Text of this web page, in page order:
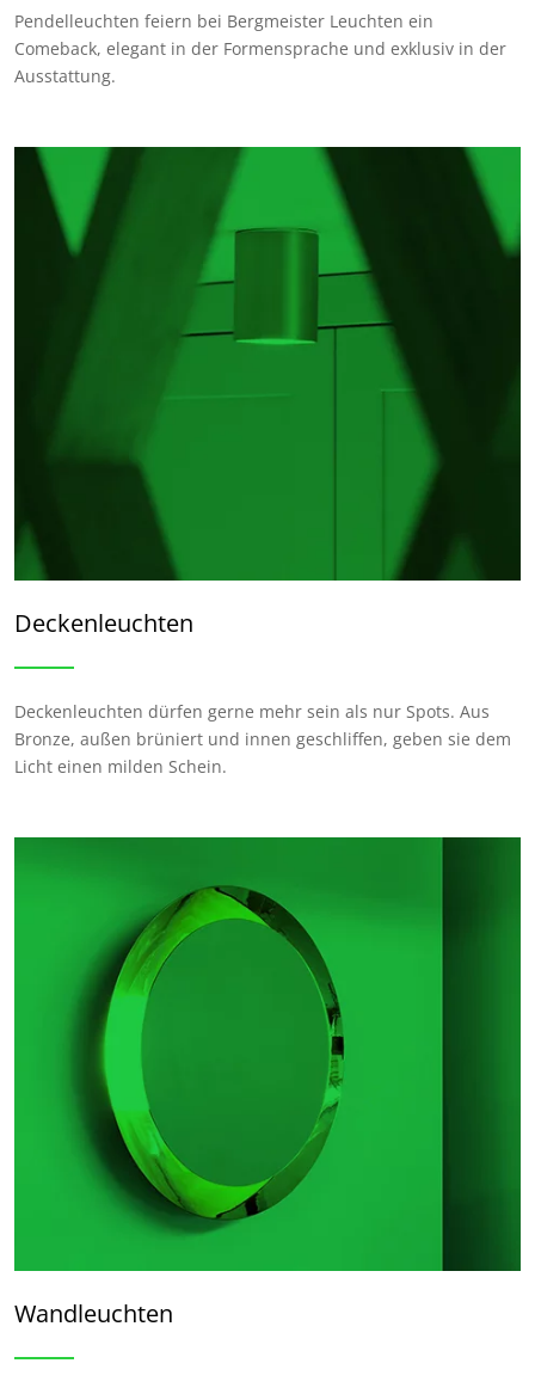
Pendelleuchten feiern bei Bergmeister Leuchten ein
Comeback, elegant in der Formensprache und exklusiv in der
Ausstattung.
Deckenleuchten
Deckenleuchten dürfen gerne mehr sein als nur Spots. Aus
Bronze, außen brüniert und innen geschliffen, geben sie dem
Licht einen milden Schein.
Wandleuchten